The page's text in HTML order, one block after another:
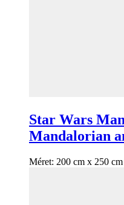
Star Wars
Mandalorian
Méret: 200 cm x 250 cm